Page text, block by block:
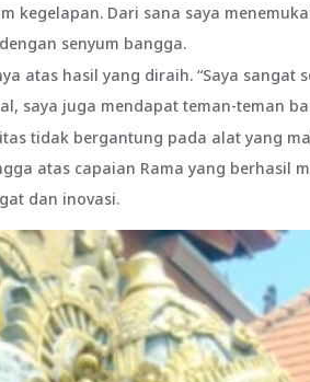
kegelapan. Dari sana saya
senyum bangga.
atas hasil yang diraih. “Saya
saya juga mendapat teman-teman
tidak bergantung pada alat yang
atas capaian Rama yang berhasil
dan inovasi.